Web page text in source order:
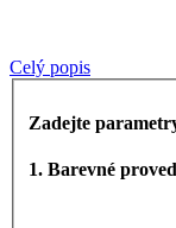
Celý popis
Zadejte
1. Barevné